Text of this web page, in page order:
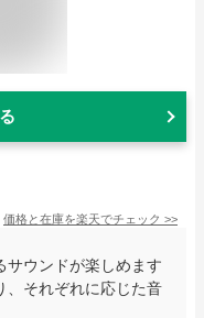
価格と在庫を楽天でチェック >>
サウンドが楽しめます
、それぞれに応じた音